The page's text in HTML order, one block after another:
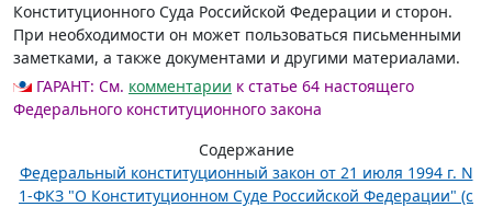
Конституционного Суда Российской Федерации и сторон.
При необходимости он может пользоваться письменными
заметками, а также документами и другими материалами.
ГАРАНТ: См. комментарии к статье 64 настоящего
Федерального конституционного закона
Содержание
Федеральный конституционный закон от 21 июля 1994 г. N
1-ФКЗ "О Конституционном Суде Российской Федерации" (с